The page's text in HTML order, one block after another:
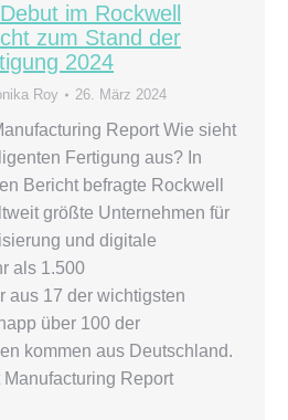
im Rockwell
zum Stand der
2024
Roy 26. März 2024
Report Wie sieht
Fertigung aus? In
Bericht befragte Rockwell
größte Unternehmen für
und digitale
als 1.500
aus 17 der wichtigsten
über 100 der
kommen aus Deutschland.
Report